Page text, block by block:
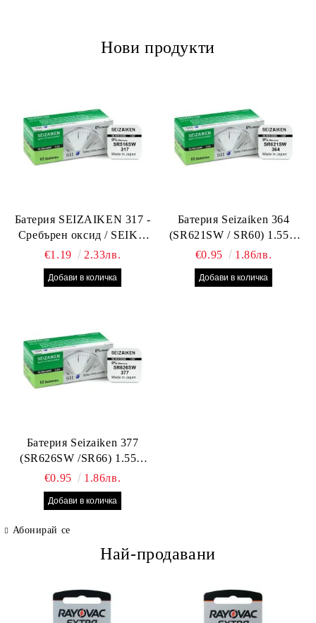
Нови продукти
Батерия SEIZAIKEN 317 -
Сребърен оксид / SEIKO
SR516SW / SR62 – 1.55V –
Оригинална от Япония
€1.19 2.33лв.
Батерия Seizaiken 364
(SR621SW / SR60) 1.55V
Silver Oxide – оригинална
Seiko батерия за часовник
€0.95 1.86лв.
Батерия Seizaiken 377
(SR626SW /SR66) 1.55V
Silver Oxide – оригинална
Seiko батерия за часовник,
Made in Japan
€0.95 1.86лв.
Абонирай се
Най-продавани